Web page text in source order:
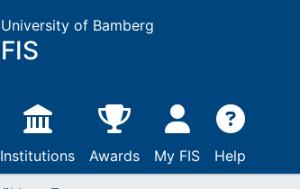
University of Bamberg
FIS
Institutions Awards My FIS Help